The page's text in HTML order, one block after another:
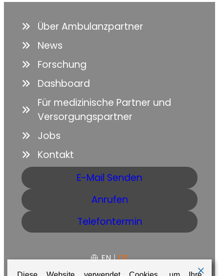
Über Ambulanzpartner
News
Forschung
Dashboard
Für medizinische Partner und
Versorgungspartner
Jobs
Kontakt
E-Mail Senden
Anrufen
Telefontermin
EN | DE